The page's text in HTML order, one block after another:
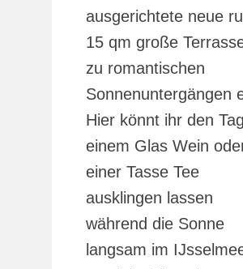
ausgerichtete neue
15 qm große
zu romantischen
Sonnenuntergängen
Hier könnt ihr den
einem Glas Wein
einer Tasse Tee
ausklingen lassen
während die Sonne
langsam im